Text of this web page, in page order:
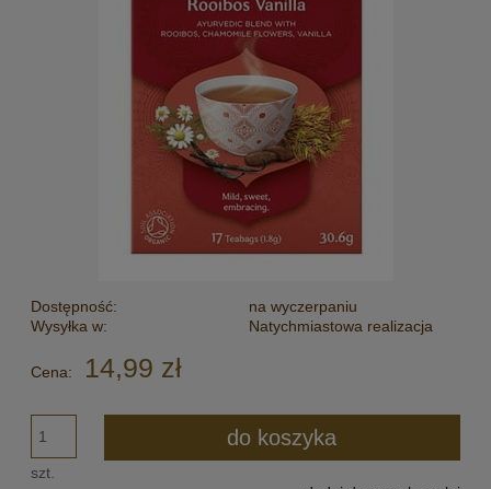
Dostępność:
na wyczerpaniu
Wysyłka w:
Natychmiastowa realizacja
Cena: 14,99 zł
szt.
do koszyka